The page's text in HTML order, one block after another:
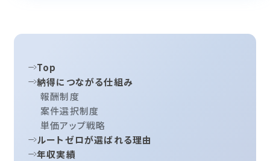
Top
納得につながる仕組み
報酬制度
案件選択制度
単価アップ戦略
ルートゼロが選ばれる理由
年収実績